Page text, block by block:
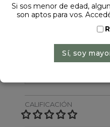
NOMBRE
CALIFICACIÓN
Si sos menor de edad,
son aptos para vos.